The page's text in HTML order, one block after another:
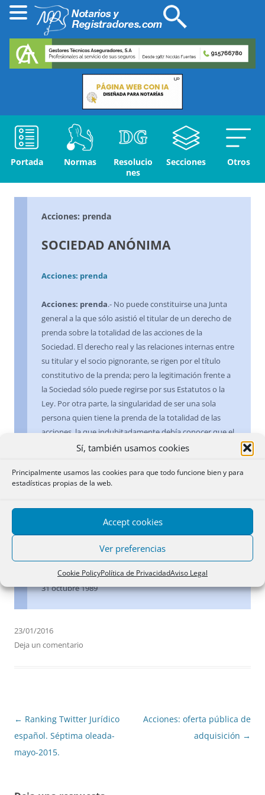
Sí, también usamos cookies
Principalmente usamos las cookies para que todo funcione bien y para
estadísticas propias de la web.
Accept cookies
Ver preferencias
Cookie PolicyPolítica de PrivacidadAviso Legal
Portada Normas
Resolucio
nes
Secciones Otros
Acciones: prenda
SOCIEDAD ANÓNIMA
Acciones: prenda
Acciones: prenda.- No puede constituirse una Junta
general a la que sólo asistió el titular de un derecho de
prenda sobre la totalidad de las acciones de la
Sociedad. El derecho real y las relaciones internas entre
su titular y el socio pignorante, se rigen por el título
constitutivo de la prenda; pero la legitimación frente a
la Sociedad sólo puede regirse por sus Estatutos o la
Ley. Por otra parte, la singularidad de ser una sola
persona quien tiene la prenda de la totalidad de las
acciones, la que indubitadamente debía conocer que el
contrato de constitución de la garantía atribuía el
a que los Estatutos preveían lo contrario-, ello hace que
el principio de buena fe, básico en nuestro
envuelve además un incumplimiento contractual
las acciones gravadas, los cuales ven inutilizadas unas
facultades jurídicas que legítimamente les pertenecen.
31 octubre 1989
23/01/2016
Deja un comentario
Navegación
de
entradas
← Ranking Twitter Jurídico
español. Séptima oleada-
mayo-2015.
Acciones: oferta pública de
adquisición →